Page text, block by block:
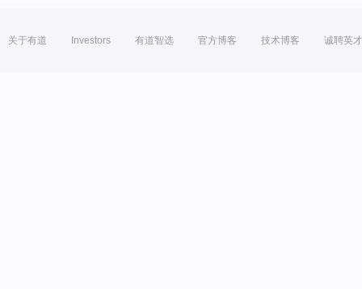
关于有道 Investors 有道智选 官方博客 技术博客 诚聘英才